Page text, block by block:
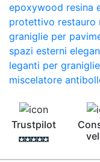
epoxywood resina
protettivo restauro
graniglie per
spazi esterni
leganti per graniglie
miscelatore
Trustpilot